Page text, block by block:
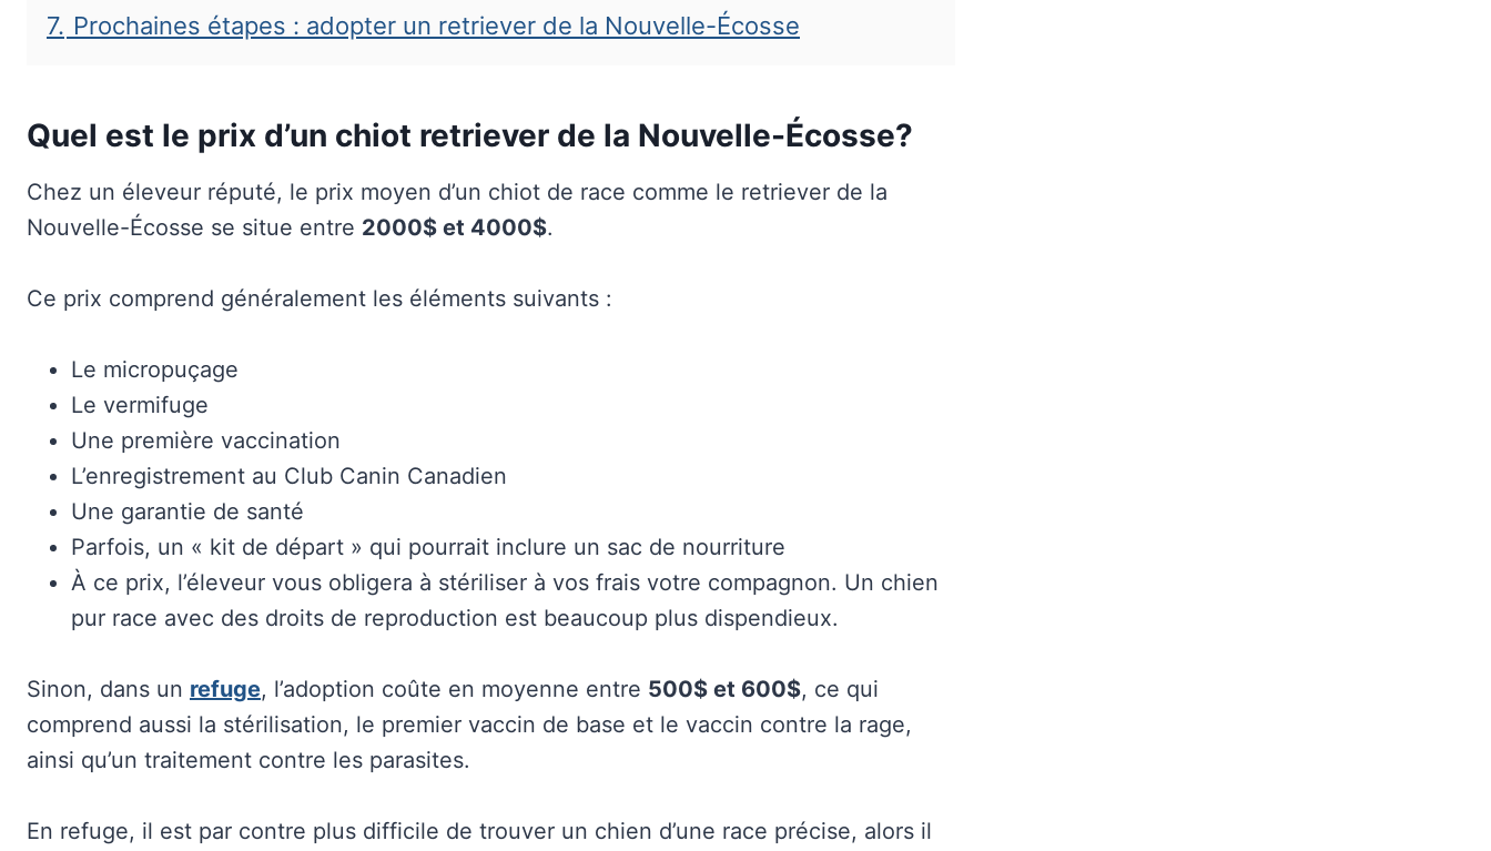
7. Prochaines étapes : adopter un retriever de la Nouvelle-Écosse
Quel est le prix d’un chiot retriever de la Nouvelle-Écosse?
Chez un éleveur réputé, le prix moyen d’un chiot de race comme le retriever de la
Nouvelle-Écosse se situe entre 2000$ et 4000$.
Ce prix comprend généralement les éléments suivants :
Le micropuçage
Le vermifuge
Une première vaccination
L’enregistrement au Club Canin Canadien
Une garantie de santé
Parfois, un « kit de départ » qui pourrait inclure un sac de nourriture
À ce prix, l’éleveur vous obligera à stériliser à vos frais votre compagnon. Un chien
pur race avec des droits de reproduction est beaucoup plus dispendieux.
Sinon, dans un refuge, l’adoption coûte en moyenne entre 500$ et 600$, ce qui
comprend aussi la stérilisation, le premier vaccin de base et le vaccin contre la rage,
ainsi qu’un traitement contre les parasites.
En refuge, il est par contre plus difficile de trouver un chien d’une race précise, alors il